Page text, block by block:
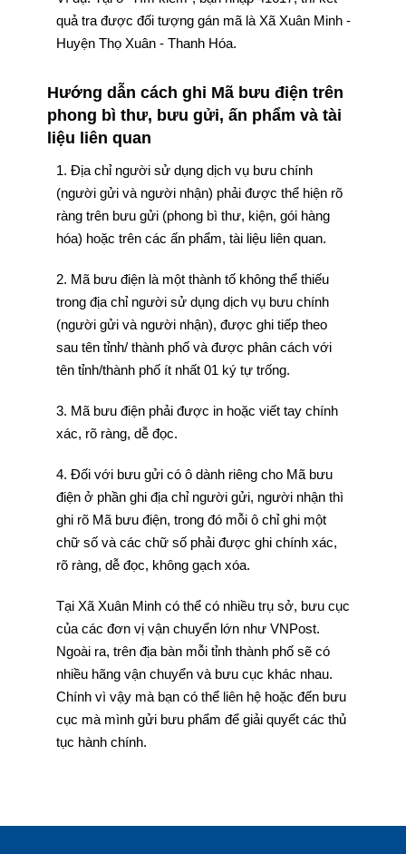
quả tra được đối tượng gán mã là Xã Xuân Minh -
Huyện Thọ Xuân - Thanh Hóa.
Hướng dẫn cách ghi Mã bưu điện trên
phong bì thư, bưu gửi, ấn phẩm và tài
liệu liên quan
1. Địa chỉ người sử dụng dịch vụ bưu chính
(người gửi và người nhận) phải được thể hiện rõ
ràng trên bưu gửi (phong bì thư, kiện, gói hàng
hóa) hoặc trên các ấn phẩm, tài liệu liên quan.
2. Mã bưu điện là một thành tố không thể thiếu
trong địa chỉ người sử dụng dịch vụ bưu chính
(người gửi và người nhận), được ghi tiếp theo
sau tên tỉnh/ thành phố và được phân cách với
tên tỉnh/thành phố ít nhất 01 ký tự trống.
3. Mã bưu điện phải được in hoặc viết tay chính
xác, rõ ràng, dễ đọc.
4. Đối với bưu gửi có ô dành riêng cho Mã bưu
điện ở phần ghi địa chỉ người gửi, người nhận thì
ghi rõ Mã bưu điện, trong đó mỗi ô chỉ ghi một
chữ số và các chữ số phải được ghi chính xác,
rõ ràng, dễ đọc, không gạch xóa.
Tại Xã Xuân Minh có thể có nhiều trụ sở, bưu cục
của các đơn vị vận chuyển lớn như VNPost.
Ngoài ra, trên địa bàn mỗi tỉnh thành phố sẽ có
nhiều hãng vận chuyển và bưu cục khác nhau.
Chính vì vậy mà bạn có thể liên hệ hoặc đến bưu
cục mà mình gửi bưu phẩm để giải quyết các thủ
tục hành chính.